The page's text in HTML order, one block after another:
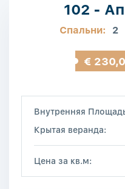
102 -
Спальни: 2
€
Внутренняя
Крытая веранда:
Цена за кв.м: